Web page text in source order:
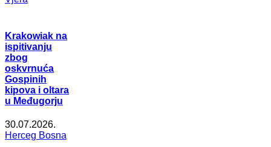
Krakowiak na
ispitivanju
zbog
oskvrnuća
Gospinih
kipova i oltara
u Međugorju
30.07.2026.
Herceg Bosna